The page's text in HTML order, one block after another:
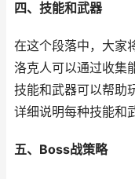
四、技能和武器
在这个段落中，大家
洛克人可以通过收集
技能和武器可以帮助
详细说明每种技能和
五、Boss战策略